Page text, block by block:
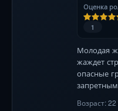
Оценка
1
Молодая
жаждет
опасные
Возраст: